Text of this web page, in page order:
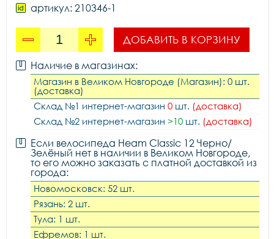
артикул: 210346-1
ДОБАВИТЬ В КОРЗИНУ
Наличие в магазинах:
Магазин в Великом Новгороде (Магазин): 0 шт.
(доставка)
Склад №1 интернет-магазин 0 шт. (доставка)
Склад №2 интернет-магазин >10 шт. (доставка)
Если велосипеда Heam Classic 12 Черно/
Зелёный нет в наличии в Великом Новгороде,
то его можно заказать с платной доставкой из
города:
Новомосковск: 52 шт.
Рязань: 2 шт.
Тула: 1 шт.
Ефремов: 1 шт.